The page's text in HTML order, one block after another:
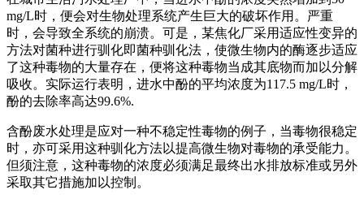
mg/L时，便会对生物处理系统产生巨大的破坏作用。严重
时，会导致全系统的崩溃。可是，某焦化厂采用适应性变异的
方法对菌种进行驯化即菌种驯化法，使微生物内的酶逐步适应
了这种毒物的大量存在，便将这种毒物当成其底物而加以分解
吸收。实际运行表明，进水中酚的平均浓度为117.5 mg/L时，
酚的去除率高达99.6%.
含酚废水处理是应对一种不稳定性毒物的例子，当毒物很稳定
时，亦可采用这种驯化方法以提高微生物对毒物的承受能力。
但须注意，这种毒物的浓度必须满足最终出水排放标准或另外
采取其它措施加以控制。